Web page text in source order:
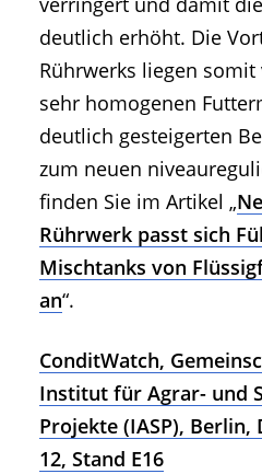
deutlich erhöht. Die
Rührwerks liegen
sehr homogenen
deutlich gesteigerten
zum neuen
finden Sie im Artikel „
Rührwerk passt sich
Mischtanks von
an“.
ConditWatch,
Institut für Agrar- und
Projekte (IASP), Berlin,
12, Stand E16